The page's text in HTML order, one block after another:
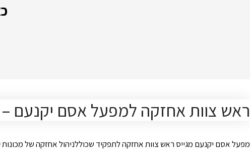
ראש צוות אחזקה למפעל אסם יקנעם – 3791
מפעל אסם יקנעם מגייס ראש צוות אחזקה לתפקיד שכוללניהול אחזקה של מכונות